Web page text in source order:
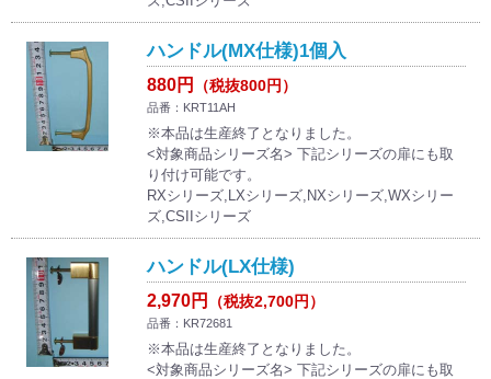
ハンドル(MX仕様)1個入
880円 （税抜800円）
品番：KRT11AH
※本品は生産終了となりました。
<対象商品シリーズ名> 下記シリーズの扉にも取
り付け可能です。
RXシリーズ,LXシリーズ,NXシリーズ,WXシリー
ズ,CSIIシリーズ
ハンドル(LX仕様)
2,970円 （税抜2,700円）
品番：KR72681
※本品は生産終了となりました。
<対象商品シリーズ名> 下記シリーズの扉にも取